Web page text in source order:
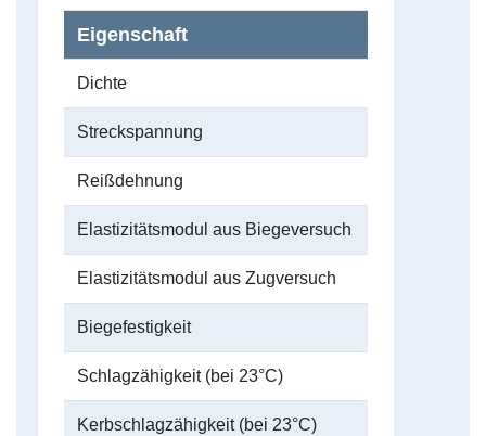
Eigenschaft
Dichte
Streckspannung
Reißdehnung
Elastizitätsmodul aus Biegeversuch
Elastizitätsmodul aus Zugversuch
Biegefestigkeit
Schlagzähigkeit (bei 23°C)
Kerbschlagzähigkeit (bei 23°C)